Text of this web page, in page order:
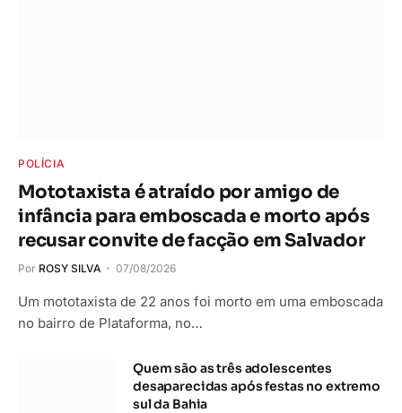
POLÍCIA
Mototaxista é atraído por amigo de
infância para emboscada e morto após
recusar convite de facção em Salvador
Por ROSY SILVA 07/08/2026
Um mototaxista de 22 anos foi morto em uma emboscada
no bairro de Plataforma, no…
Quem são as três adolescentes
desaparecidas após festas no extremo
sul da Bahia